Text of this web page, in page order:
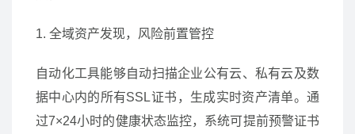
1. 全域资产发现，风险前置管控
自动化工具能够自动扫描企业公有云、私有云及数
据中心内的所有SSL证书，生成实时资产清单。通
过7×24小时的健康状态监控，系统可提前预警证书